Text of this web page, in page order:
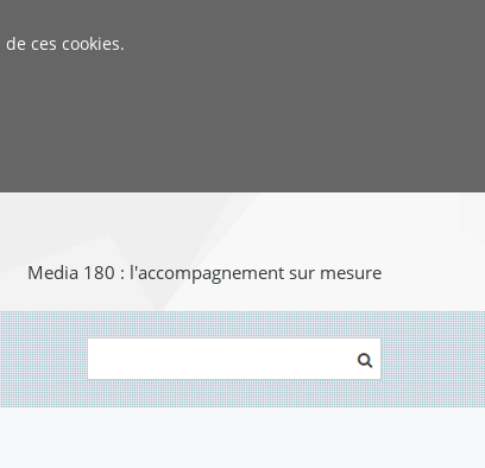
ces cookies.
Media 180 : l'accompagnement sur mesure
Formulaire de recherche